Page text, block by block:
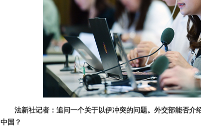
法新社记者：追问一个关于以伊冲突的问题。外交部能否
中国？